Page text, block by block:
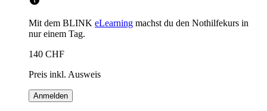
Mit dem BLINK eLearning machst du den Nothilfekurs in
nur einem Tag.
140 CHF
Preis inkl. Ausweis
Anmelden